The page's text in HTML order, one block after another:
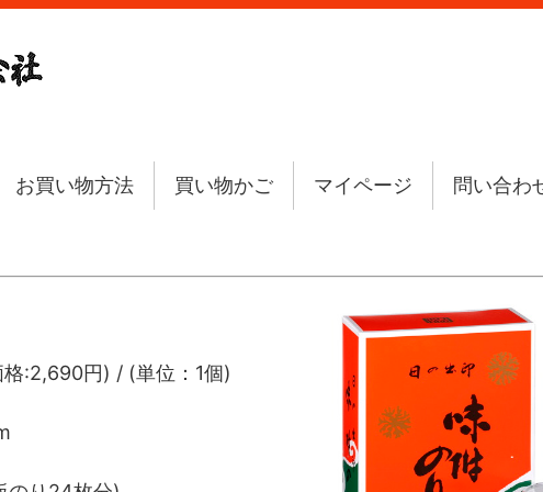
お買い物方法 買い物かご マイページ 問い合わ
格:2,690円) / (単位：1個)